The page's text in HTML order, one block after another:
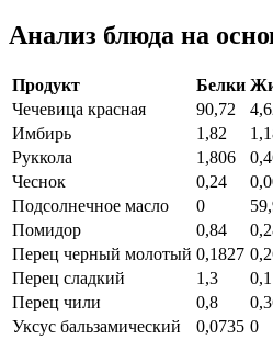
Анализ блюда на
Продукт Белки
Чечевица красная
90,72
Имбирь
1,82
Руккола
1,806
Чеснок
0,24
Подсолнечное масло
0
Помидор
0,84
Перец черный молотый 0,1827
Перец сладкий
1,3 0,1
Перец чили
0,8
Уксус бальзамический
0,0735 0